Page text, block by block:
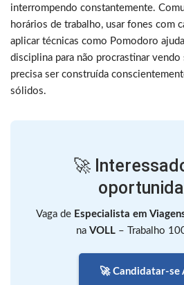
interrompendo constantemente.
horários de trabalho, usar fones com
aplicar técnicas como Pomodoro
disciplina para não procrastinar
precisa ser construída
sólidos.
🚀
Vaga de Especialista em
na VOLL – Trabalho
🚀 Candidatar-se